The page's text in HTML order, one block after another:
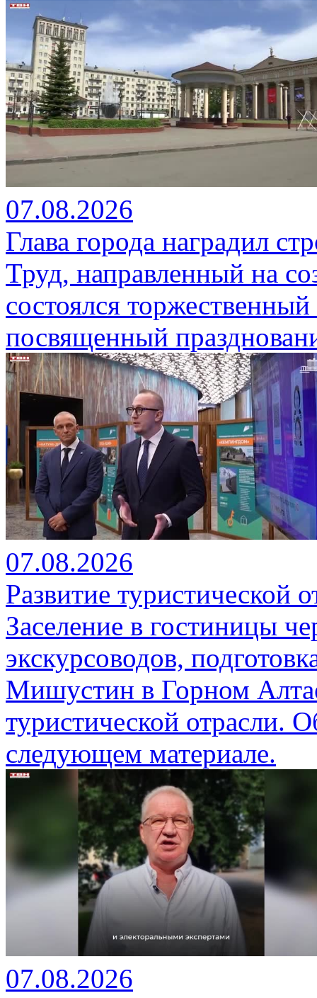
07.08.2026
Глава города наградил
Труд, направленный на
состоялся
посвященный
07.08.2026
Развитие туристической
Заселение в гостиницы
экскурсоводов,
Мишустин в Горном
туристической отрасли.
следующем материале.
07.08.2026